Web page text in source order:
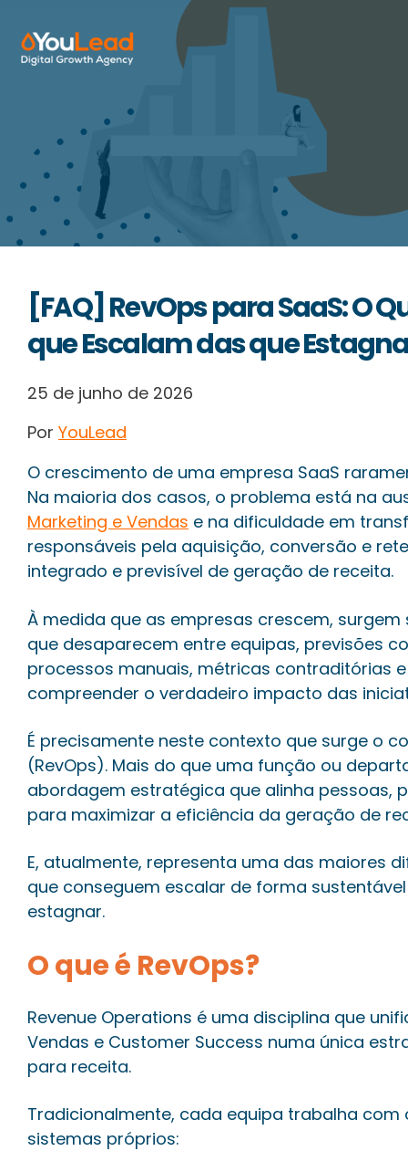
Sobre Nós
HubSpot
Contactos
Português
[FAQ] RevOps para SaaS: O
que Escalam das que
25 de junho de 2026
Por YouLead
O crescimento de uma empresa SaaS
Na maioria dos casos, o problema está na
Marketing e Vendas e na dificuldade em
responsáveis pela aquisição, conversão e
integrado e previsível de geração de receita.
À medida que as empresas crescem,
que desaparecem entre equipas, previsões
processos manuais, métricas contraditórias
compreender o verdadeiro impacto das
É precisamente neste contexto que surge o
(RevOps). Mais do que uma função ou
abordagem estratégica que alinha pessoas,
para maximizar a eficiência da geração de
E, atualmente, representa uma das maiores
que conseguem escalar de forma
estagnar.
O que é RevOps?
Revenue Operations é uma disciplina que
Vendas e Customer Success numa única
para receita.
Tradicionalmente, cada equipa trabalha com
sistemas próprios: